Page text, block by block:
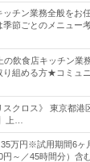
ッチン業務全般をお
季節ごとのメニュー
の飲食店キッチン業
り組める方★コミュ
スクロス》 東京都
上…
35万円※試用期間6
円～／45時間分）含